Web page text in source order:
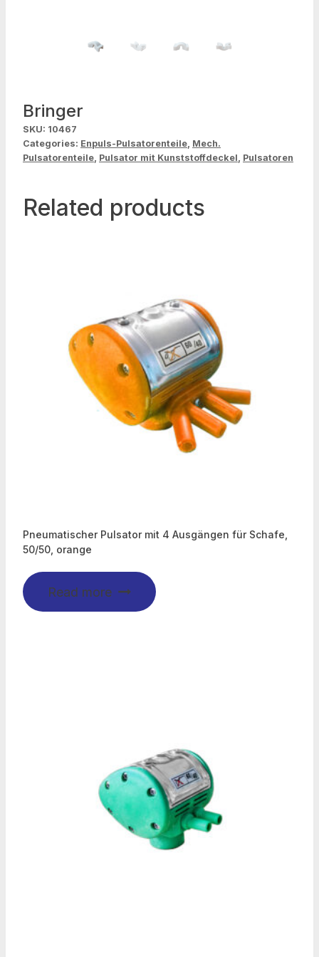
Bringer
SKU: 10467
Categories: Enpuls-Pulsatorenteile, Mech.
Pulsatorenteile, Pulsator mit Kunststoffdeckel, Pulsatoren
Related products
Pneumatischer Pulsator mit 4 Ausgängen für Schafe,
50/50, orange
Read more